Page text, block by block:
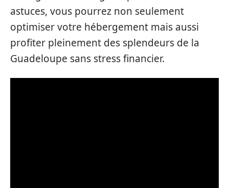
astuces, vous pourrez non seulement
optimiser votre hébergement mais aussi
profiter pleinement des splendeurs de la
Guadeloupe sans stress financier.